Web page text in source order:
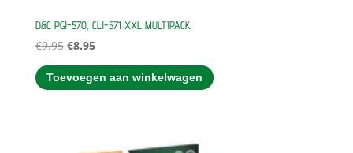
D&C PGI-570, CLI-571 XXL MULTIPACK
€9.95 Oorspronkelijke
prijs
was:
€8.95Huidige
prijs
is:
Toevoegen aan winkelwagen